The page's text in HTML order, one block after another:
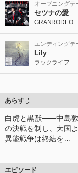
オープニングテ
セツナの愛
GRANRODEO
エンディングテ
Lily
ラックライフ
あらすじ
白虎と黒獣――中島敦
の決戦を制し、大国
異能戦争は終結を…
エピソード